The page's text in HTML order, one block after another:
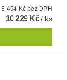
8 454 Kč bez DPH
10 229 Kč/ ks